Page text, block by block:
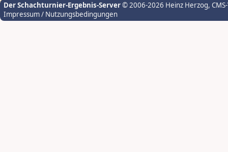
Der Schachturnier-Ergebnis-Server© 2006-2026 Heinz Herzog,
Impressum / Nutzungsbedingungen